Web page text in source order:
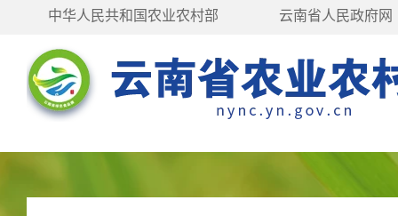
中华人民共和国农业农村部 云南省人民政府网